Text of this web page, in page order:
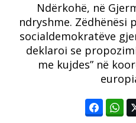
Ndërkohë, në
ndryshme. Zëdhënësi
socialdemokratëve
deklaroi se
me kujdes” në